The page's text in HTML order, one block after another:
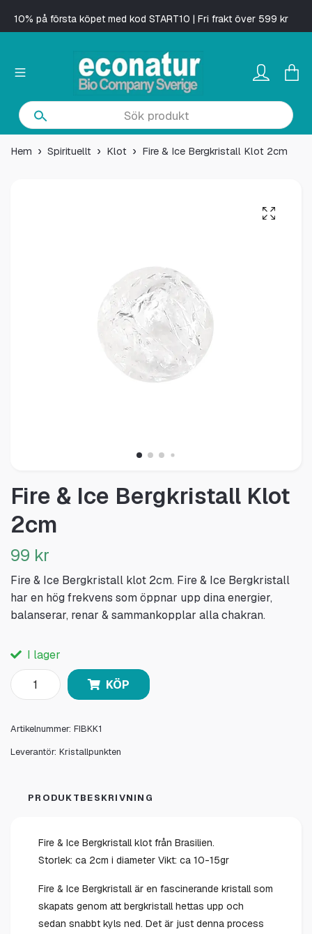
10% på första köpet med kod START10 | Fri frakt över 599 kr
Hem Spirituellt Klot Fire & Ice Bergkristall Klot 2cm
Fire & Ice Bergkristall Klot
2cm
99 kr
Fire & Ice Bergkristall klot 2cm. Fire & Ice Bergkristall
har en hög frekvens som öppnar upp dina energier,
balanserar, renar & sammankopplar alla chakran.
I lager
KÖP
Artikelnummer: FIBKK1
Leverantör: Kristallpunkten
PRODUKTBESKRIVNING
Fire & Ice Bergkristall klot från Brasilien.
Storlek: ca 2cm i diameter Vikt: ca 10-15gr
Fire & Ice Bergkristall är en fascinerande kristall som
skapats genom att bergkristall hettas upp och
sedan snabbt kyls ned. Det är just denna process